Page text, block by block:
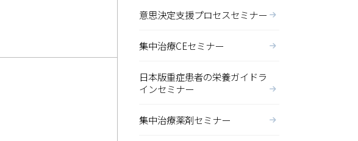
意思決定支援プロセスセミナー
集中治療CEセミナー
日本版重症患者の栄養ガイドラ
インセミナー
集中治療薬剤セミナー